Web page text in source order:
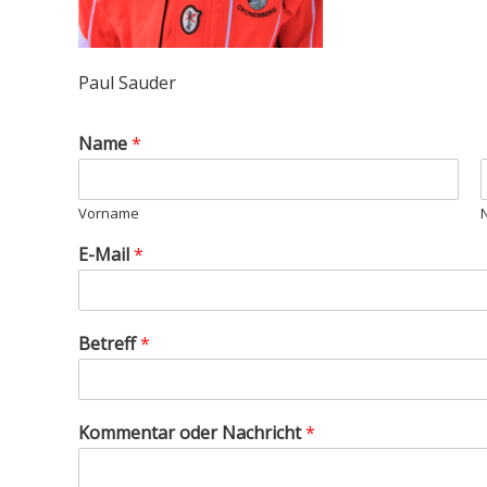
Paul Sauder
Name*
Vorname
E-Mail*
Betreff*
Kommentar oder Nachricht*